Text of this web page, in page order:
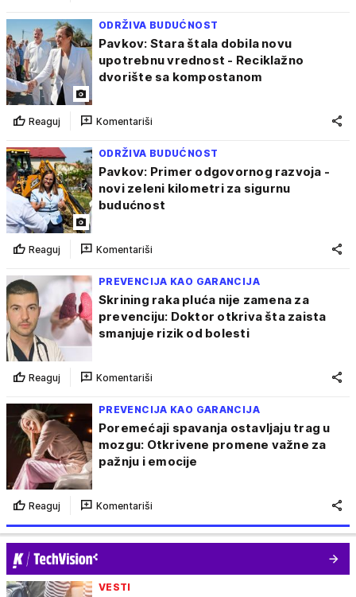
ODRŽIVA BUDUĆNOST
Pavkov: Stara štala dobila novu
upotrebnu vrednost - Reciklažno
dvorište sa kompostanom
Reaguj Komentariši
ODRŽIVA BUDUĆNOST
Pavkov: Primer odgovornog razvoja -
novi zeleni kilometri za sigurnu
budućnost
Reaguj Komentariši
PREVENCIJA KAO GARANCIJA
Skrining raka pluća nije zamena za
prevenciju: Doktor otkriva šta zaista
smanjuje rizik od bolesti
Reaguj Komentariši
PREVENCIJA KAO GARANCIJA
Poremećaji spavanja ostavljaju trag u
mozgu: Otkrivene promene važne za
pažnju i emocije
Reaguj Komentariši
VESTI